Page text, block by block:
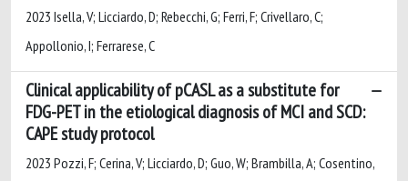
2023 Isella, V; Licciardo, D; Rebecchi, G; Ferri, F; Crivellaro, C;
Appollonio, I; Ferrarese, C
Clinical applicability of pCASL as a substitute for
FDG-PET in the etiological diagnosis of MCI and SCD:
CAPE study protocol
2023 Pozzi, F; Cerina, V; Licciardo, D; Guo, W; Brambilla, A; Cosentino,